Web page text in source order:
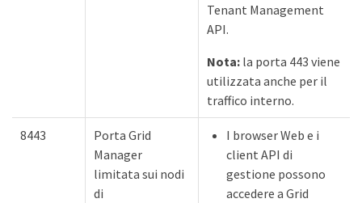
Tenant Management
API.
Nota:la porta 443 viene
utilizzata anche per il
traffico interno.
8443
Porta Grid
Manager
limitata sui nodi
di
I browser Web e i
client API di
gestione possono
accedere a Grid